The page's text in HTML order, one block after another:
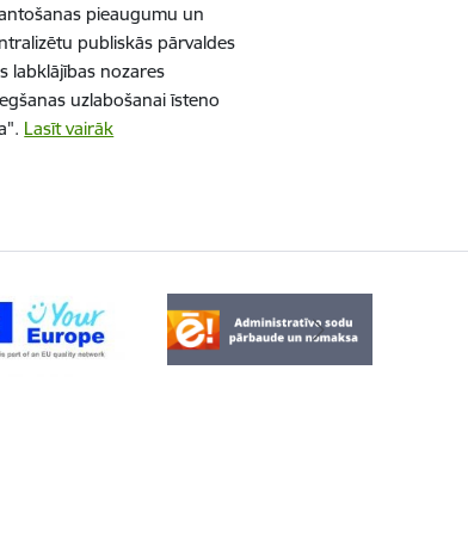
pieaugumu un
publiskās pārvaldes
labklājības nozares
uzlabošanai īsteno
Lasīt vairāk